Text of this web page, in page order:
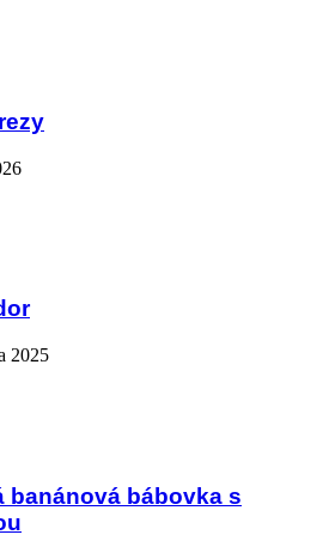
2025
banánová bábovka s